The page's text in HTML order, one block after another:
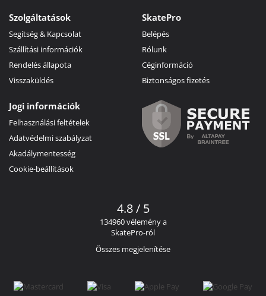
Szolgáltatások
Segítség & Kapcsolat
Szállítási információk
Rendelés állapota
Visszaküldés
SkatePro
Belépés
Rólunk
Céginformáció
Biztonságos fizetés
Jogi információk
Felhasználási feltételek
Adatvédelmi szabályzat
Akadálymentesség
Cookie-beállítások
4.8 / 5
134960 vélemény a
SkatePro-ról
Összes megjelenítése